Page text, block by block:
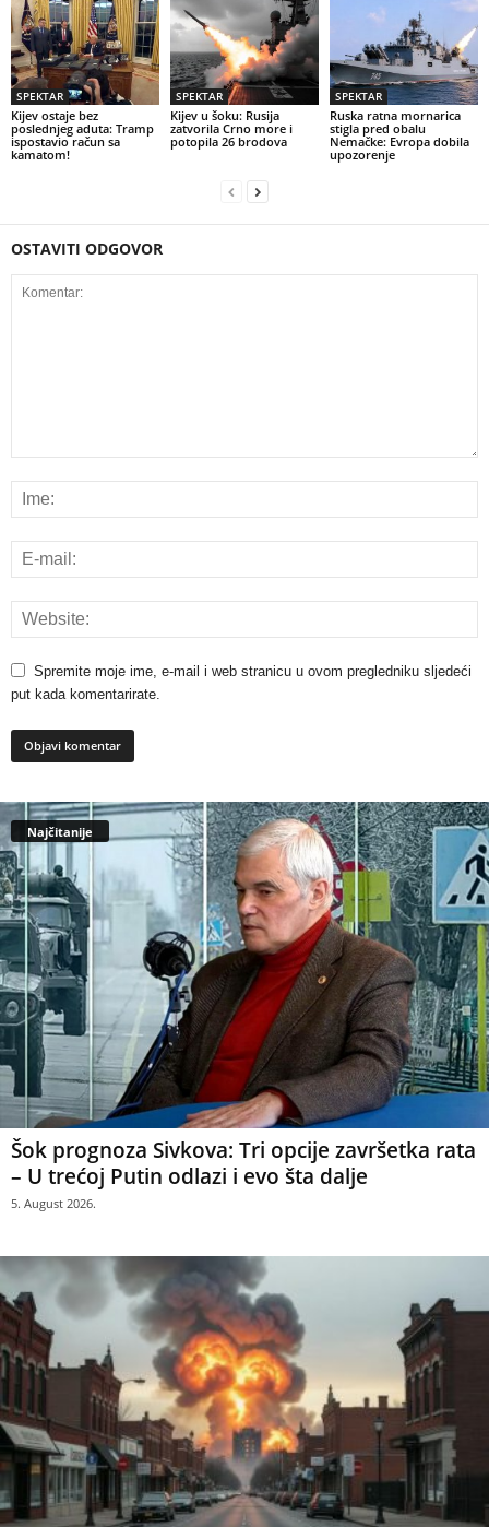
SPEKTAR
Kijev ostaje bez
poslednjeg aduta: Tramp
ispostavio račun sa
kamatom!
SPEKTAR
Kijev u šoku: Rusija
zatvorila Crno more i
potopila 26 brodova
SPEKTAR
Ruska ratna mornarica
stigla pred obalu
Nemačke: Evropa dobila
upozorenje
OSTAVITI ODGOVOR
Spremite moje ime, e-mail i web stranicu u ovom pregledniku sljedeći
put kada komentarirate.
Najčitanije
Šok prognoza Sivkova: Tri opcije završetka rata
– U trećoj Putin odlazi i evo šta dalje
5. August 2026.